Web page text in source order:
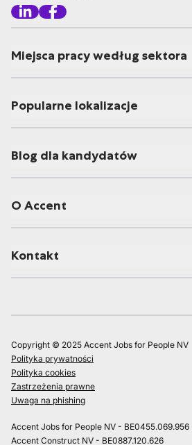
Miejsca pracy według sektora
Popularne lokalizacje
Blog dla kandydatów
O Accent
Kontakt
Copyright © 2025 Accent Jobs for People NV
Polityka prywatności
Polityka cookies
Zastrzeżenia prawne
Uwaga na phishing
Accent Jobs for People NV - BE0455.069.956
Accent Construct NV - BE0887.120.626